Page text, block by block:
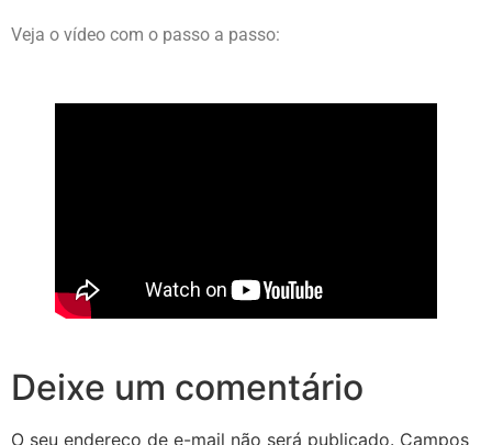
Veja o vídeo com o passo a passo:
Deixe um comentário
O seu endereço de e-mail não será publicado. Campos